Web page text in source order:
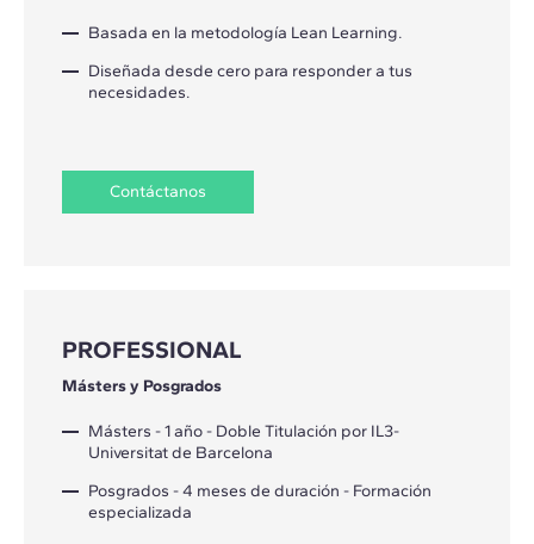
Basada en la metodología Lean Learning.
Diseñada desde cero para responder a tus
necesidades.
Contáctanos
PROFESSIONAL
Másters y Posgrados
Másters - 1 año - Doble Titulación por IL3-
Universitat de Barcelona
Posgrados - 4 meses de duración - Formación
especializada